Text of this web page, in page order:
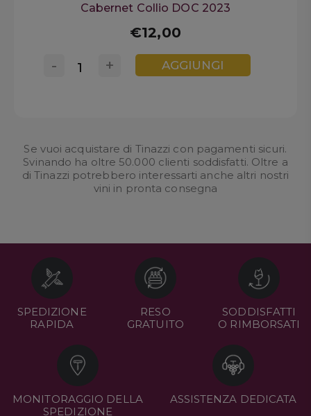
Cabernet Collio DOC 2023
€12,00
+
- AGGIUNGI
Se vuoi acquistare di Tinazzi con pagamenti sicuri.
Svinando ha oltre 50.000 clienti soddisfatti. Oltre a
di Tinazzi potrebbero interessarti anche altri nostri
vini in pronta consegna
SPEDIZIONE
RAPIDA
RESO
GRATUITO
SODDISFATTI
O RIMBORSATI
MONITORAGGIO DELLA
SPEDIZIONE
ASSISTENZA DEDICATA